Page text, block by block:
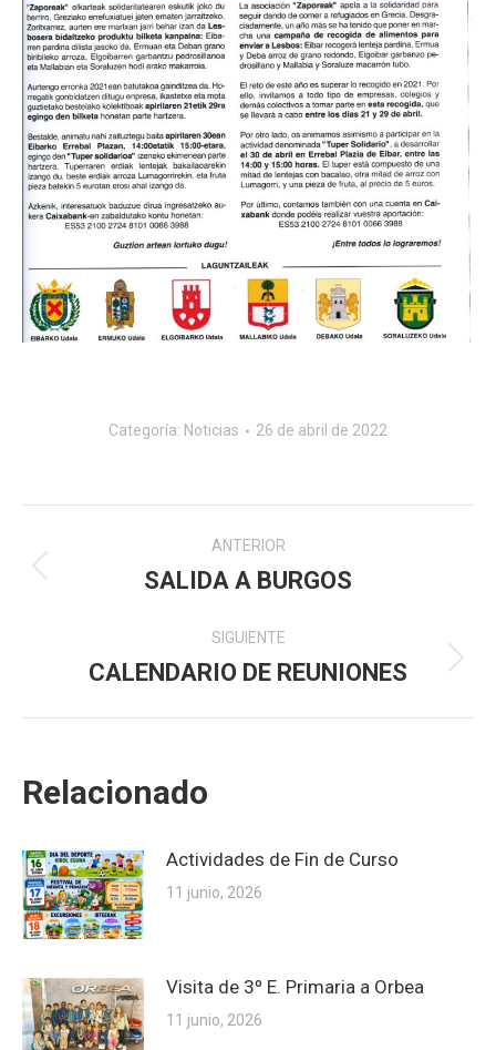
Categoría: Noticias 26 de abril de 2022
Navegación
entre
publicaciones
ANTERIOR
Publicación
SALIDA A BURGOS
SIGUIENTE
Publicación
CALENDARIO DE REUNIONES
Relacionado
Actividades de Fin de Curso
11 junio, 2026
Visita de 3º E. Primaria a Orbea
11 junio, 2026